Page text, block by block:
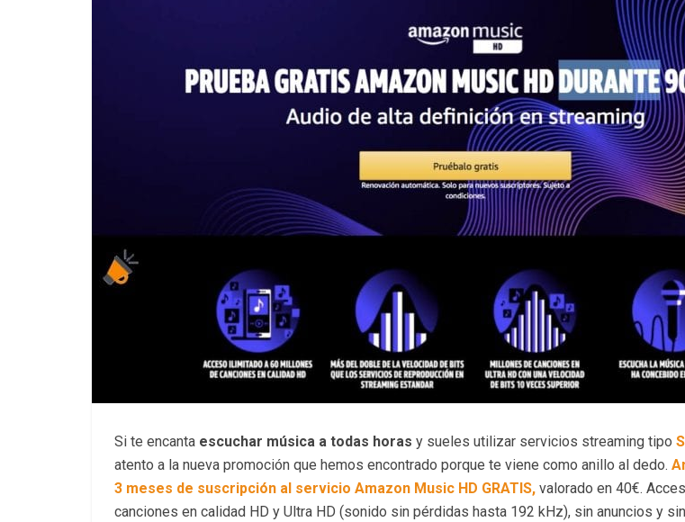
Si te encanta escuchar música a todas horas y sueles utilizar servicios streaming tipo
atento a la nueva promoción que hemos encontrado porque te viene como anillo al dedo.
3 meses de suscripción al servicio Amazon Music HD GRATIS, valorado en 40€.
canciones en calidad HD y Ultra HD (sonido sin pérdidas hasta 192 kHz), sin anuncios y